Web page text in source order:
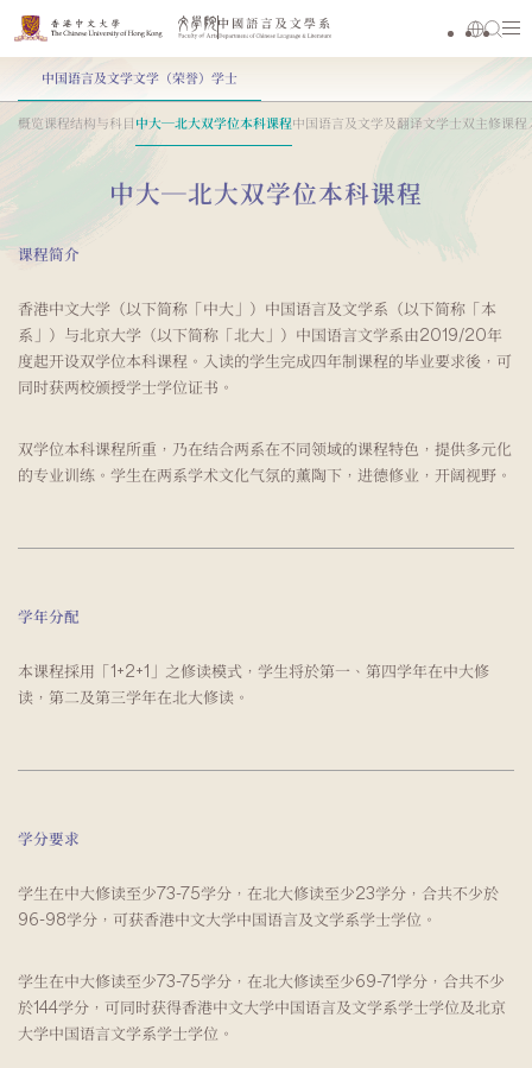
中国语言及文学文学（荣誉）学士
概览课程结构与科目 中大─北大双学位本科课程中国语言及文学及翻译文学士双主修课程
中大─北大双学位本科课程
课程简介
香港中文大学（以下简称「中大」）中国语言及文学系（以下简称「本
系」）与北京大学（以下简称「北大」）中国语言文学系由2019/20年
度起开设双学位本科课程。入读的学生完成四年制课程的毕业要求後，可
同时获两校颁授学士学位证书。
双学位本科课程所重，乃在结合两系在不同领域的课程特色，提供多元化
的专业训练。学生在两系学术文化气氛的薰陶下，进德修业，开阔视野。
学年分配
本课程採用「1+2+1」之修读模式，学生将於第一、第四学年在中大修
读，第二及第三学年在北大修读。
学分要求
学生在中大修读至少73-75学分，在北大修读至少23学分，合共不少於
96-98学分，可获香港中文大学中国语言及文学系学士学位。
学生在中大修读至少73-75学分，在北大修读至少69-71学分，合共不少
於144学分，可同时获得香港中文大学中国语言及文学系学士学位及北京
大学中国语言文学系学士学位。